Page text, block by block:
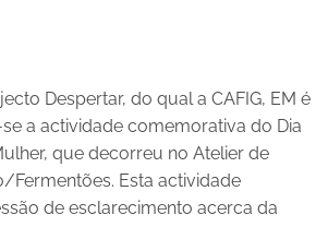
Despertar, do qual a CAFIG, EM é
a actividade comemorativa do Dia
que decorreu no Atelier de
Fermentões. Esta actividade
de esclarecimento acerca da